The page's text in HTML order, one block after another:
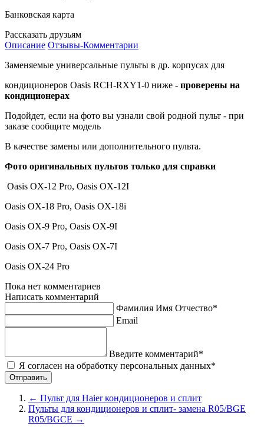
Банковская карта
Рассказать друзьям
Описание Отзывы-Комментарии
Заменяемые универсальные пульты в др. корпусах для
кондиционеров Oasis RCH-RXY1-0 ниже - проверены на
кондиционерах
Подойдет, если на фото вы узнали свой родной пульт - при
заказе сообщите модель
В качестве замены или дополнительного пульта.
Фото оригинальных пультов только для справки
Oasis OX-12 Pro, Oasis OX-12I
Oasis OX-18 Pro, Oasis OX-18i
Oasis OX-9 Pro, Oasis OX-9I
Oasis OX-7 Pro, Oasis OX-7I
Oasis OX-24 Pro
Пока нет комментариев
Написать комментарий
Фамилия Имя Отчество*
Email
Введите комментарий*
Я согласен на обработку персональных данных*
← Пульт для Haier кондиционеров и сплит
Пульты для кондиционеров и сплит- замена R05/BGE
R05/BGCE →